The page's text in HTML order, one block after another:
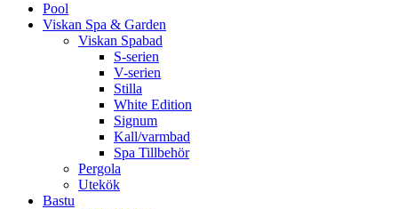
Pool
Viskan Spa & Garden
Viskan Spabad
S-serien
V-serien
Stilla
White Edition
Signum
Kall/varmbad
Spa Tillbehör
Pergola
Utekök
Bastu